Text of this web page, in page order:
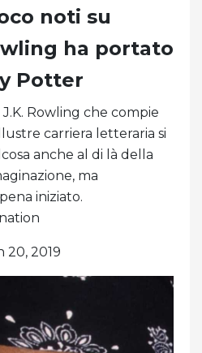
noti su
ha portato
Potter
Rowling che compie
carriera letteraria si
anche al di là della
ma
iniziato.
20, 2019